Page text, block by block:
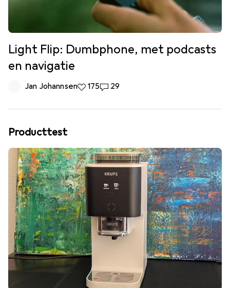
Light Flip: Dumbphone, met podcasts
en navigatie
Jan Johannsen175 Likes
17529 Reacties
29
Producttest